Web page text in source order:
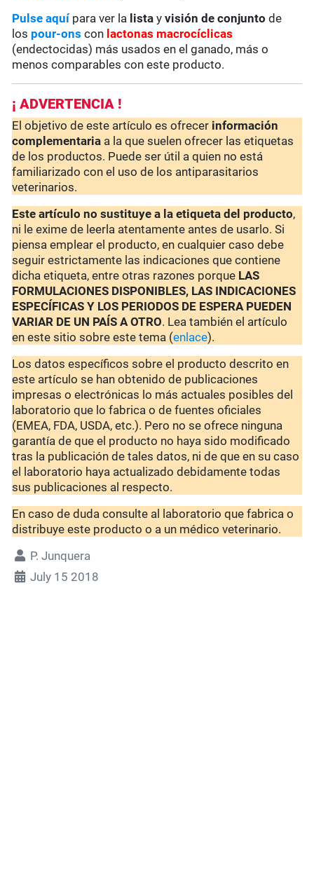
Pulse aquí para ver la lista yvisión de conjunto de
los pour-ons con lactonas macrocíclicas
(endectocidas) más usados en el ganado, más o
menos comparables con este producto.
¡ ADVERTENCIA !
El objetivo de este artículo es ofrecer información
complementaria a la que suelen ofrecer las etiquetas
de los productos. Puede ser útil a quien no está
familiarizado con el uso de los antiparasitarios
veterinarios.
Este artículo no sustituye a la etiqueta del producto,
ni le exime de leerla atentamente antes de usarlo. Si
piensa emplear el producto, en cualquier caso debe
seguir estrictamente las indicaciones que contiene
dicha etiqueta, entre otras razones porque LAS
FORMULACIONES DISPONIBLES, LAS INDICACIONES
ESPECÍFICAS Y LOS PERIODOS DE ESPERA PUEDEN
VARIAR DE UN PAÍS A OTRO. Lea también el artículo
en este sitio sobre este tema (enlace).
Los datos específicos sobre el producto descrito en
este artículo se han obtenido de publicaciones
impresas o electrónicas lo más actuales posibles del
laboratorio que lo fabrica o de fuentes oficiales
(EMEA, FDA, USDA, etc.). Pero no se ofrece ninguna
garantía de que el producto no haya sido modificado
tras la publicación de tales datos, ni de que en su caso
el laboratorio haya actualizado debidamente todas
sus publicaciones al respecto.
En caso de duda consulte al laboratorio que fabrica o
distribuye este producto o a un médico veterinario.
P. Junquera
July 15 2018